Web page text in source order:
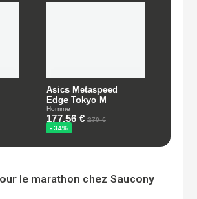
le marathon chez Saucony